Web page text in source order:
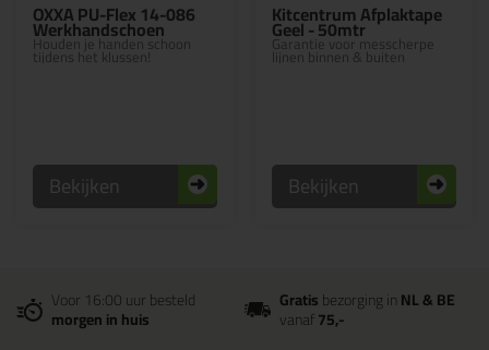
OXXA PU-Flex 14-086
Werkhandschoen
Houden je handen schoon
tijdens het klussen!
Bekijken
Kitcentrum Afplaktape
Geel - 50mtr
Garantie voor messcherpe
lijnen binnen & buiten
Bekijken
Voor 16:00 uur besteld
morgen in huis
Gratisbezorging inNL & BE
vanaf75,-